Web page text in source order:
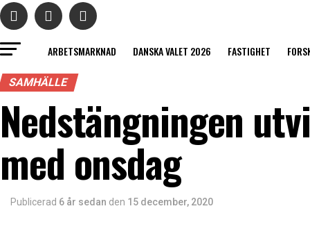
ARBETSMARKNAD DANSKA VALET 2026 FASTIGHET
SAMHÄLLE
Nedstängningen
med onsdag
Publicerad 6 år sedan den 15 december, 2020